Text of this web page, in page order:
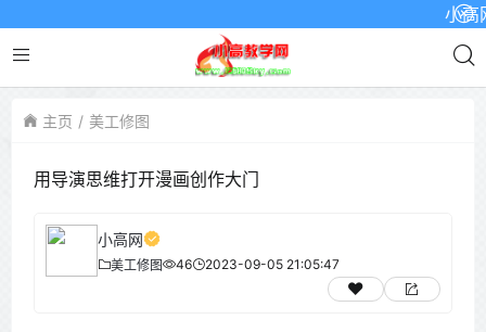
小高
主页 美工修图
用导演思维打开漫画创作大门
小高网
美工修图 46 2023-09-05 21:05:47